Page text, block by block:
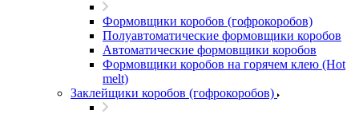
Формовщики коробов (гофрокоробов)
Полуавтоматические формовщики коробов
Автоматические формовщики коробов
Формовщики коробов на горячем клею (Hot
melt)
Заклейщики коробов (гофрокоробов)